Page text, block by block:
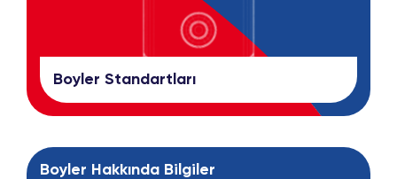
Boyler Standartları
Boyler Hakkında Bilgiler